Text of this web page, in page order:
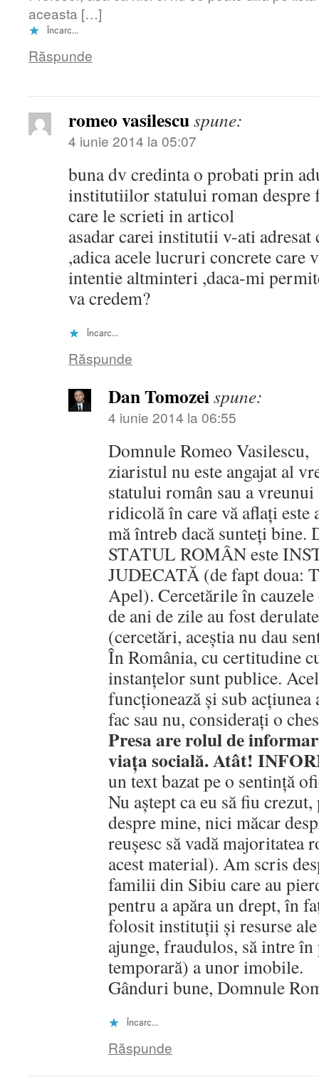
aceasta […]
Încarc...
Răspunde
romeo vasilescuspune:
4 iunie 2014 la 05:07
buna dv credinta o probati prin
institutiilor statului roman despre
care le scrieti in articol
asadar carei institutii v-ati adresat
,adica acele lucruri concrete care
intentie altminteri ,daca-mi
va credem?
Încarc...
Răspunde
Dan Tomozeispune:
4 iunie 2014 la 06:55
Domnule Romeo Vasilescu,
ziaristul nu este angajat al
statului român sau a
ridicolă în care vă aflați este
mă întreb dacă sunteți bine.
STATUL ROMÂN este
JUDECATĂ (de fapt doua:
Apel). Cercetările în
de ani de zile au fost
(cercetări, aceștia nu dau
În România, cu certitudine
instanțelor sunt publice.
funcționează și sub
fac sau nu, considerați o
Presa are rolul de
viața socială. Atât!
un text bazat pe o sentință
Nu aștept ca eu să fiu
despre mine, nici măcar
reușesc să vadă
acest material). Am scris
familii din Sibiu care au
pentru a apăra un drept, în
folosit instituții și resurse
ajunge, fraudulos, să intre
temporară) a unor imobile.
Gânduri bune, Domnule
Încarc...
Răspunde